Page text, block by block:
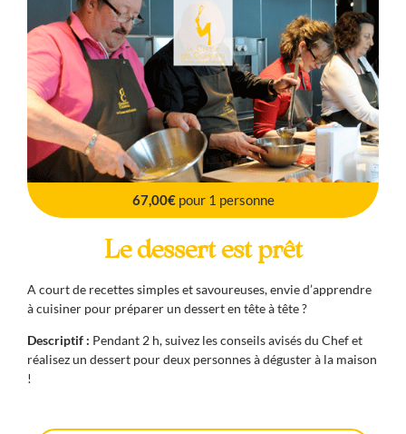
67,00€ pour 1 personne
Le dessert est prêt
A court de recettes simples et savoureuses, envie d’apprendre
à cuisiner pour préparer un dessert en tête à tête ?
Descriptif : Pendant 2 h, suivez les conseils avisés du Chef et
réalisez un dessert pour deux personnes à déguster à la maison
!